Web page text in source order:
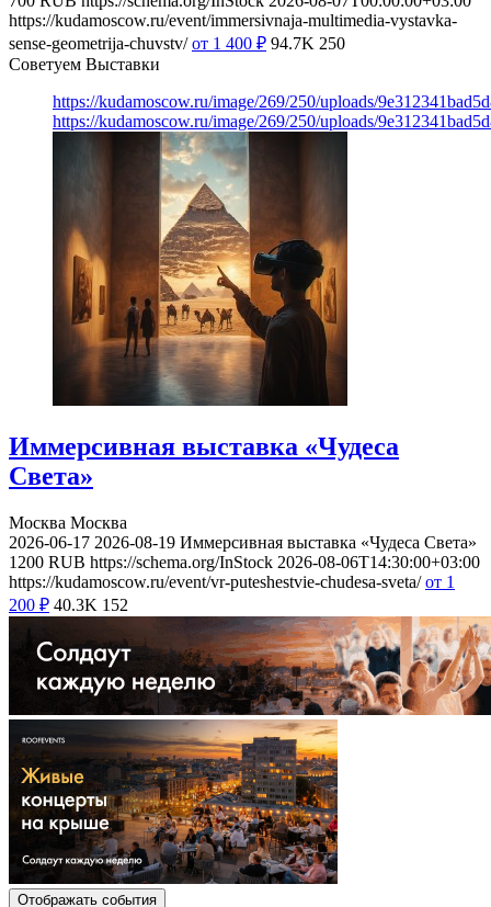
https://kudamoscow.ru/event/immersivnaja-multimedia-vystavka-
sense-geometrija-chuvstv/ от 1 400 ₽ 94.7K 250
Советуем Выставки
https://kudamoscow.ru/image/269/250/uploads/
https://kudamoscow.ru/image/269/250/uploads/
Иммерсивная выставка «Чудеса
Света»
Москва Москва
2026-06-17 2026-08-19 Иммерсивная выставка «Чудеса Света»
1200 RUB https://schema.org/InStock 2026-08-06T14:30:00+03:00
https://kudamoscow.ru/event/vr-puteshestvie-chudesa-sveta/ от 1
200 ₽ 40.3K 152
Отображать события